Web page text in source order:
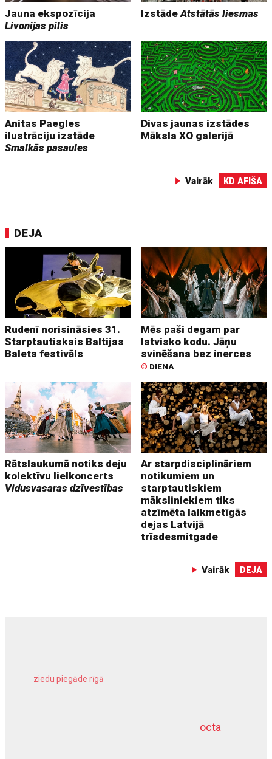
Jauna ekspozīcija
Livonijas pilis
IzstādeAtstātās liesmas
Anitas Paegles
ilustrāciju izstāde
Smalkās pasaules
Divas jaunas izstādes
Māksla XO galerijā
Vairāk KD AFIŠA
DEJA
Rudenī norisināsies 31.
Starptautiskais Baltijas
Baleta festivāls
Mēs paši degam par
latvisko kodu. Jāņu
svinēšana bez inerces
© DIENA
Rātslaukumā notiks deju
kolektīvu lielkoncerts
Vidusvasaras dzīvestības
Ar starpdisciplināriem
notikumiem un
starptautiskiem
māksliniekiem tiks
atzīmēta laikmetīgās
dejas Latvijā
trīsdesmitgade
Vairāk DEJA
octa
ziedu piegāde rīgā
dziļurbums